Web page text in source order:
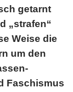
getarnt
„strafen“
Weise die
um den
Faschismus